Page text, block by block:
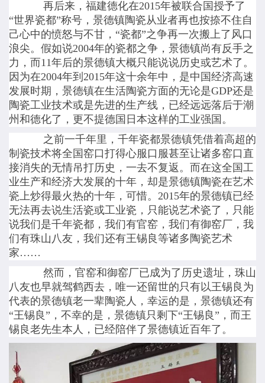
再后来，福建德化在2015年被联合国授予了
“世界瓷都”称号，景德镇陶瓷从业者再也按捺不住自
己心中的愤怒与不甘，“瓷都”之争再一次搬上了风口
浪尖。假如说2004年的瓷都之争，景德镇尚有反手之
力，而11年后的景德镇大概只能说说历史或艺术了。
因为在2004年到2015年这十余年中，是中国经济高速
发展时期，景德镇在生活陶瓷方面的无论是GDP还是
陶瓷工业技术或是先进的生产线，已经远远落后于潮
州和德化了，更不提德国日本这样的工业强国。
之前一千年里，千年瓷都景德镇凭借着高超的
制瓷技术将全国窑口打得心服口服甚至让诸多窑口直
接消失的无情吊打历史，一去不复返。而在这全国工
业生产和经济大发展的十年，却是景德镇陶瓷在艺术
瓷上炒得最火热的十年，可惜。2015年的景德镇已经
无法再去说生活瓷或工业瓷，只能说艺术瓷了，只能
说我们是千年瓷都，我们有官窑，我们有御窑厂，我
们有珠山八友，我们还有王锡良等诸多陶瓷艺术
家……
然而，官窑和御窑厂已成为了历史遗址，珠山
八友也早就驾鹤西去，唯一还留世的只有以王锡良为
代表的景德镇老一辈陶瓷人，幸运的是，景德镇还有
“王锡良”，不幸的是，景德镇只剩下“王锡良”，而王
锡良老先生本人，已经陪伴了景德镇近百年了。